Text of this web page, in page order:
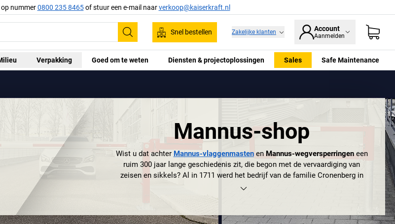
op nummer0800 235 8465of stuur een e-mail naarverkoop@kaiserkraft.nl
Zoeken
Snel bestellen Zakelijke klanten Account
Aanmelden
Verpakking Goed om te weten Diensten & projectoplossingen Sales Safe Maintenance
Mannus-shop
Wist u dat achter Mannus-vlaggenmastenen Mannus-wegversperringeneen
ruim 300 jaar lange geschiedenis zit, die begon met de vervaardiging van
zeisen en sikkels? Al in 1711 werd het bedrijf van de familie Cronenberg in
Gevelsberg opgericht. In 1870 verhuisde het bedrijf naar de huidige locatie in
Cronenberg oHG in veel productdomeinen Europees marktleider. Het bedrijf